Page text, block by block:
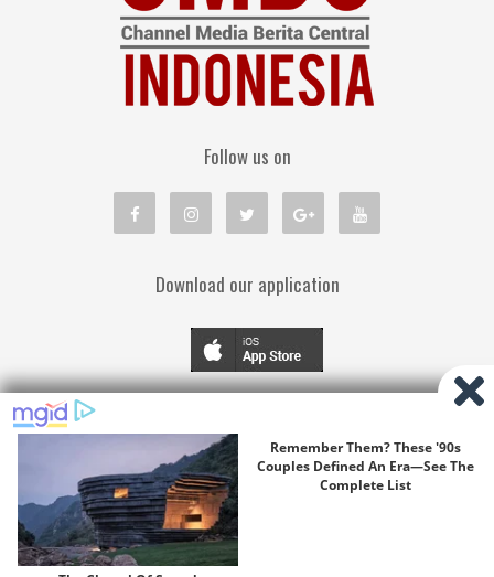
Follow us on
Download our application
TENTANG KAMI PEDOMAN MEDIA SIBER
DISCLAIMER